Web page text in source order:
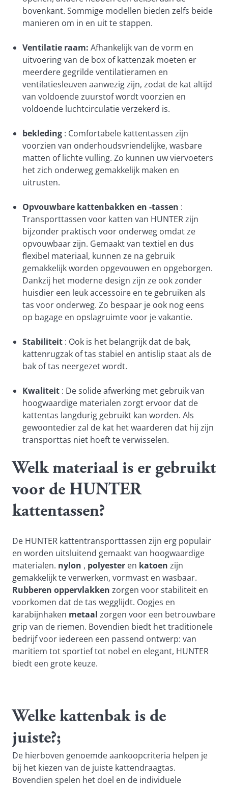
bovenkant. Sommige modellen bieden zelfs beide
manieren om in en uit te stappen.
Ventilatie raam: Afhankelijk van de vorm en
uitvoering van de box of kattenzak moeten er
meerdere gegrilde ventilatieramen en
ventilatiesleuven aanwezig zijn, zodat de kat altijd
van voldoende zuurstof wordt voorzien en
voldoende luchtcirculatie verzekerd is.
bekleding : Comfortabele kattentassen zijn
voorzien van onderhoudsvriendelijke, wasbare
matten of lichte vulling. Zo kunnen uw viervoeters
het zich onderweg gemakkelijk maken en
uitrusten.
Opvouwbare kattenbakken en -tassen :
Transporttassen voor katten van HUNTER zijn
bijzonder praktisch voor onderweg omdat ze
opvouwbaar zijn. Gemaakt van textiel en dus
flexibel materiaal, kunnen ze na gebruik
gemakkelijk worden opgevouwen en opgeborgen.
Dankzij het moderne design zijn ze ook zonder
huisdier een leuk accessoire en te gebruiken als
tas voor onderweg. Zo bespaar je ook nog eens
op bagage en opslagruimte voor je vakantie.
Stabiliteit : Ook is het belangrijk dat de bak,
kattenrugzak of tas stabiel en antislip staat als de
bak of tas neergezet wordt.
Kwaliteit : De solide afwerking met gebruik van
hoogwaardige materialen zorgt ervoor dat de
kattentas langdurig gebruikt kan worden. Als
gewoontedier zal de kat het waarderen dat hij zijn
transporttas niet hoeft te verwisselen.
Welk materiaal is er gebruikt
voor de HUNTER
kattentassen?
De HUNTER kattentransporttassen zijn erg populair
en worden uitsluitend gemaakt van hoogwaardige
materialen. nylon , polyester en katoen zijn
gemakkelijk te verwerken, vormvast en wasbaar.
Rubberen oppervlakken zorgen voor stabiliteit en
voorkomen dat de tas wegglijdt. Oogjes en
karabijnhaken metaal zorgen voor een betrouwbare
grip van de riemen. Bovendien biedt het traditionele
bedrijf voor iedereen een passend ontwerp: van
maritiem tot sportief tot nobel en elegant, HUNTER
biedt een grote keuze.
Welke kattenbak is de
juiste?;
De hierboven genoemde aankoopcriteria helpen je
bij het kiezen van de juiste kattendraagtas.
Bovendien spelen het doel en de individuele